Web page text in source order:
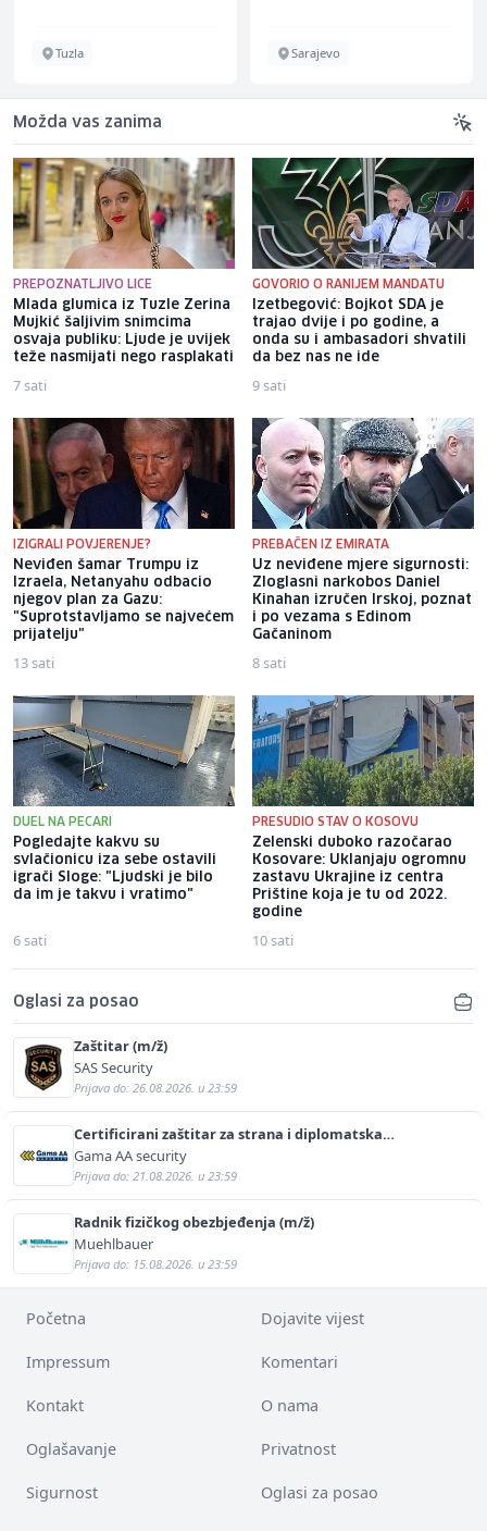
Tuzla Sarajevo
Možda vas zanima
PREPOZNATLJIVO LICE
Mlada glumica iz Tuzle Zerina
Mujkić šaljivim snimcima
osvaja publiku: Ljude je uvijek
teže nasmijati nego rasplakati
7 sati
GOVORIO O RANIJEM MANDATU
Izetbegović: Bojkot SDA je
trajao dvije i po godine, a
onda su i ambasadori shvatili
da bez nas ne ide
9 sati
IZIGRALI POVJERENJE?
Neviđen šamar Trumpu iz
Izraela, Netanyahu odbacio
njegov plan za Gazu:
"Suprotstavljamo se najvećem
prijatelju"
13 sati
PREBAČEN IZ EMIRATA
Uz neviđene mjere sigurnosti:
Zloglasni narkobos Daniel
Kinahan izručen Irskoj, poznat
i po vezama s Edinom
Gačaninom
8 sati
DUEL NA PECARI
Pogledajte kakvu su
svlačionicu iza sebe ostavili
igrači Sloge: "Ljudski je bilo
da im je takvu i vratimo"
6 sati
PRESUDIO STAV O KOSOVU
Zelenski duboko razočarao
Kosovare: Uklanjaju ogromnu
zastavu Ukrajine iz centra
Prištine koja je tu od 2022.
godine
10 sati
Oglasi za posao
Zaštitar (m/ž)
SAS Security
Prijava do: 26.08.2026. u 23:59
Certificirani zaštitar za strana i diplomatska
predstavništva (m/ž)
Gama AA security
Prijava do: 21.08.2026. u 23:59
Radnik fizičkog obezbjeđenja (m/ž)
Muehlbauer
Prijava do: 15.08.2026. u 23:59
Početna Dojavite vijest
Impressum Komentari
Kontakt O nama
Oglašavanje Privatnost
Sigurnost Oglasi za posao